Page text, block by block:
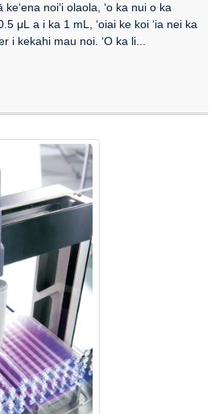
noiʻi olaola, ʻo ka nui o ka
μL a i ka 1 mL, ʻoiai ke koi ʻia nei ka
i kekahi mau noi. ʻO ka li...